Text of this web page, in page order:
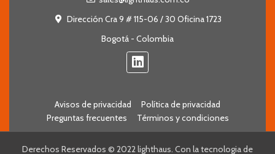
Dirección Cra 9 # 115-06 / 30 Oficina 1723
Bogotá - Colombia
Avisos de privacidad
Política de privacidad
Preguntas frecuentes
Términos y condiciones
Derechos Reservados © 2022 lighthaus. Con la tecnologia de